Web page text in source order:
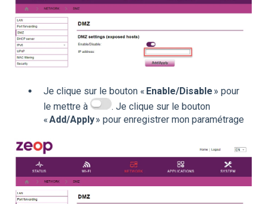
Je clique sur le bouton « Enable/Disable » pour
le mettre à
. Je clique sur le bouton
«Add/Apply» pour enregistrer mon paramétrage